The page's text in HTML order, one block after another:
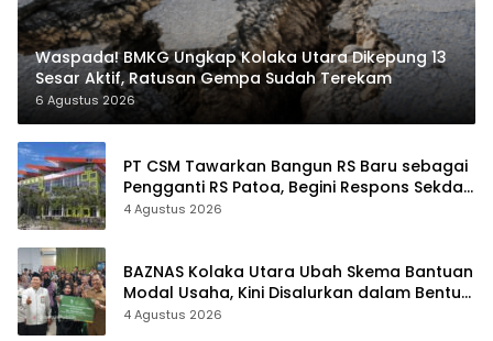
Waspada! BMKG Ungkap Kolaka Utara Dikepung 13
Sesar Aktif, Ratusan Gempa Sudah Terekam
6 Agustus 2026
PT CSM Tawarkan Bangun RS Baru sebagai
Pengganti RS Patoa, Begini Respons Sekda
Kolut
4 Agustus 2026
BAZNAS Kolaka Utara Ubah Skema Bantuan
Modal Usaha, Kini Disalurkan dalam Bentuk
Barang Senilai Rp419,5 Juta
4 Agustus 2026